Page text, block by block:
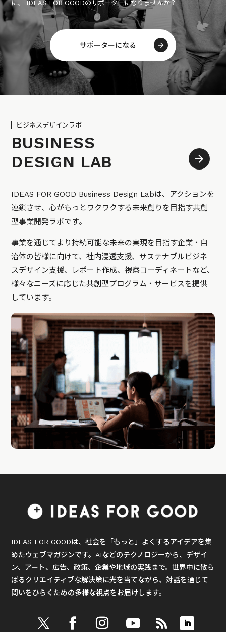
に、 IDEAS FOR GOODのサポーターになりませんか？
サポーターになる
ビジネスデザインラボ
BUSINESS
DESIGN LAB
IDEAS FOR GOOD Business Design Labは、アクションを
連鎖させ、心がもっとワクワクする未来創りを目指す共創
型事業開発ラボです。
事業を通じてより持続可能な未来の実現を目指す企業・自
治体の皆様に向けて、社内浸透支援、サステナブルビジネ
スデザイン支援、レポート作成、視察コーディネートなど、
様々なニーズに応じた共創型プログラム・サービスを提供
しています。
IDEAS FOR GOODは、社会を「もっと」よくするアイデアを集
めたウェブマガジンです。AIなどのテクノロジーから、デザイ
ン、アート、広告、政策、企業や地域の実践まで。世界中に散ら
ばるクリエイティブな解決策に光を当てながら、対話を通じて
問いをひらくための多様な視点をお届けします。